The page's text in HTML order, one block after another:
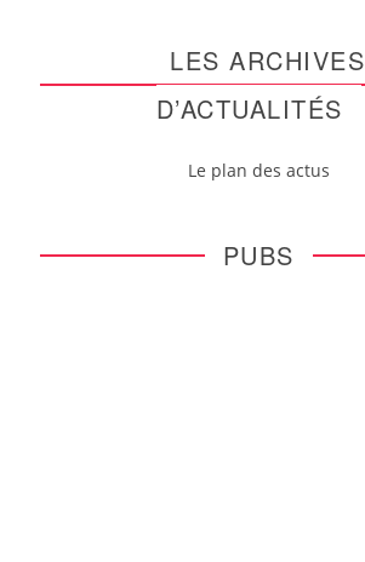
LES ARCHIVES
D’ACTUALITÉS
Le plan des actus
PUBS